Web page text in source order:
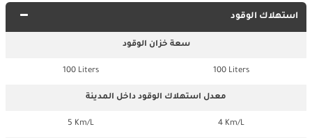
استهلاك الوقود
سعة خزان الوقود
100 Liters
100 Liters
معدل استهلاك الوقود داخل المدينة
4 Km/L
5 Km/L